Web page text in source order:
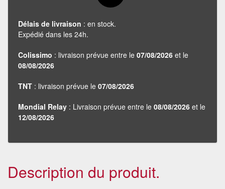
Délais de livraison : en stock.
Expédié dans les 24h.
Colissimo : livraison prévue entre le 07/08/2026 et le
08/08/2026
TNT : livraison prévue le 07/08/2026
Mondial Relay : Livraison prévue entre le 08/08/2026 et le
12/08/2026
Description du produit.